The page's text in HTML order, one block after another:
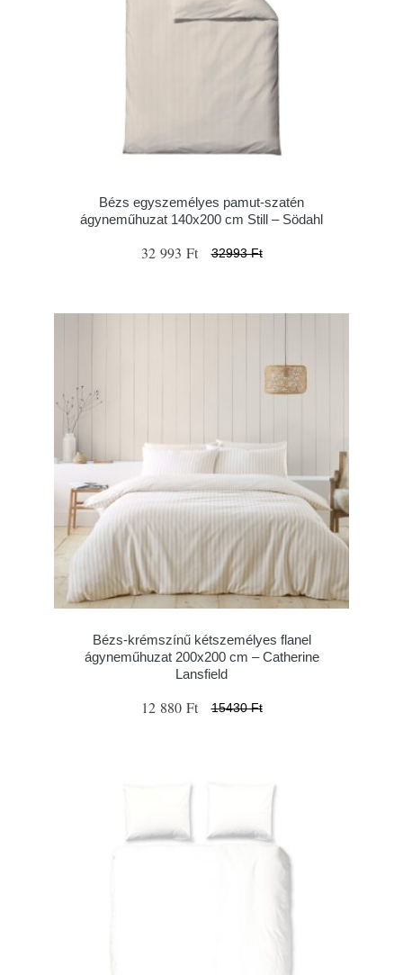
Bézs egyszemélyes pamut-szatén
ágyneműhuzat 140x200 cm Still – Södahl
32 993 Ft 32993 Ft
Bézs-krémszínű kétszemélyes flanel
ágyneműhuzat 200x200 cm – Catherine
Lansfield
12 880 Ft 15430 Ft